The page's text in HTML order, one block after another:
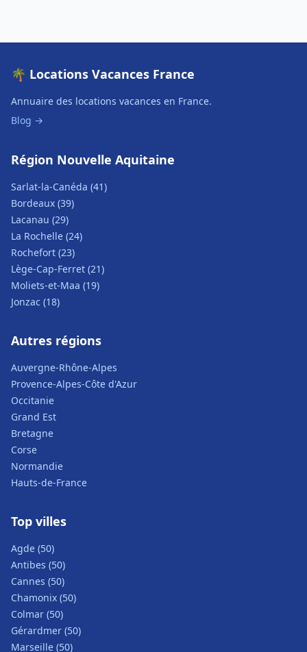
🌴 Locations Vacances France
Annuaire des locations vacances en France.
Blog →
Région Nouvelle Aquitaine
Sarlat-la-Canéda (41)
Bordeaux (39)
Lacanau (29)
La Rochelle (24)
Rochefort (23)
Lège-Cap-Ferret (21)
Moliets-et-Maa (19)
Jonzac (18)
Autres régions
Auvergne-Rhône-Alpes
Provence-Alpes-Côte d'Azur
Occitanie
Grand Est
Bretagne
Corse
Normandie
Hauts-de-France
Top villes
Agde (50)
Antibes (50)
Cannes (50)
Chamonix (50)
Colmar (50)
Gérardmer (50)
Marseille (50)